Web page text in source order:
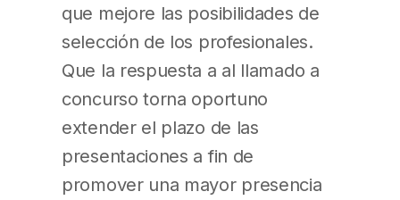
que mejore las posibilidades de
selección de los profesionales.
Que la respuesta a al llamado a
concurso torna oportuno
extender el plazo de las
presentaciones a fin de
promover una mayor presencia